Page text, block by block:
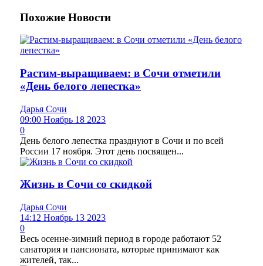
Похожие Новости
Растим-выращиваем: в Сочи отметили
«День белого лепестка»
Дарья Сочи
09:00 Ноябрь 18 2023
0
День белого лепестка празднуют в Сочи и по всей
России 17 ноября. Этот день посвящен...
Жизнь в Сочи со скидкой
Дарья Сочи
14:12 Ноябрь 13 2023
0
Весь осенне-зимний период в городе работают 52
санатория и пансионата, которые принимают как
жителей, так...